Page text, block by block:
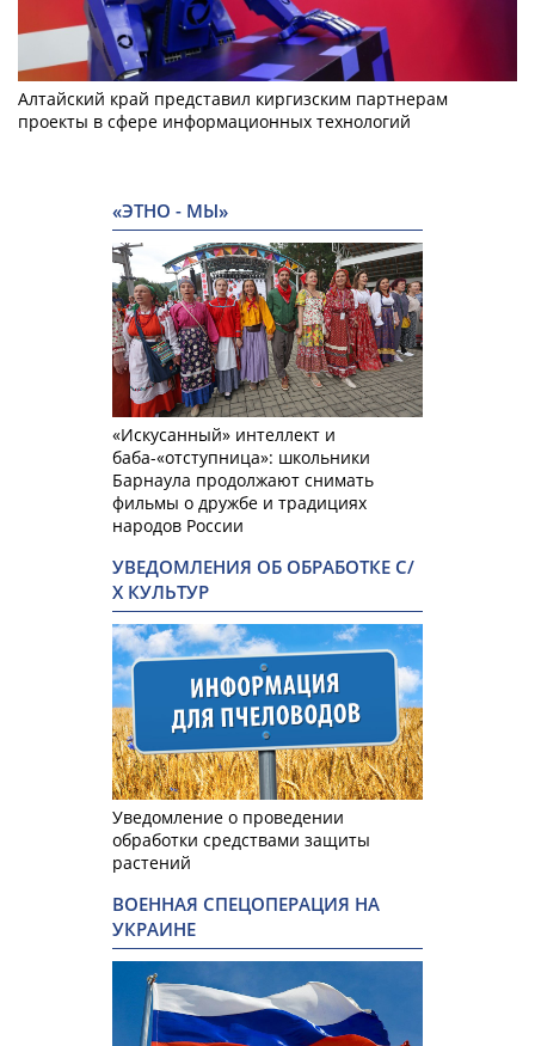
Алтайский край представил киргизским партнерам
проекты в сфере информационных технологий
«ЭТНО - МЫ»
«Искусанный» интеллект и
баба-«отступница»: школьники
Барнаула продолжают снимать
фильмы о дружбе и традициях
народов России
УВЕДОМЛЕНИЯ ОБ ОБРАБОТКЕ С/
Х КУЛЬТУР
Уведомление о проведении
обработки средствами защиты
растений
ВОЕННАЯ СПЕЦОПЕРАЦИЯ НА
УКРАИНЕ